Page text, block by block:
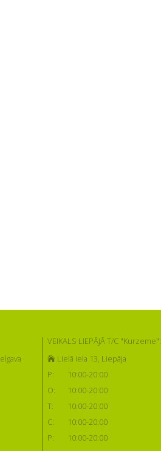
VEIKALS LIEPĀJĀ T/C "Kurzeme":
Lielā iela 13, Liepāja
P:
10:00-20:00
O:
10:00-20:00
T:
10:00-20:00
C:
10:00-20:00
P:
10:00-20:00